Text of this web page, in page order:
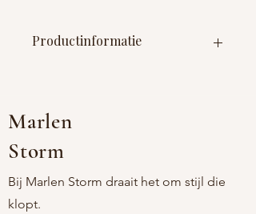
Productinformatie
Afmetingen creeol : 10mm
Marlen
Storm
Bij Marlen Storm draait het om stijl die
klopt.